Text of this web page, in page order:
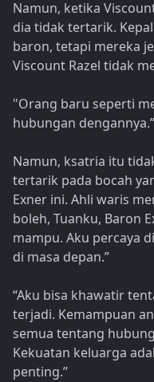
Namun, ketika
dia tidak tertarik.
baron, tetapi mereka
Viscount Razel tidak
"Orang baru seperti
hubungan dengannya.”
Namun, ksatria itu
tertarik pada bocah
Exner ini. Ahli waris
boleh, Tuanku, Baron
mampu. Aku percaya
di masa depan.”
“Aku bisa khawatir
terjadi. Kemampuan
semua tentang
Kekuatan keluarga
penting.”